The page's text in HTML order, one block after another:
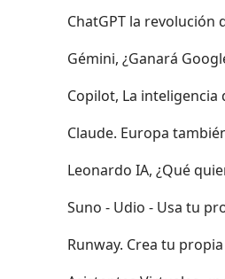
ChatGPT la revolución
Gémini, ¿Ganará
Copilot, La
Claude. Europa
Leonardo IA, ¿Qué
Suno - Udio - Usa tu
Runway. Crea tu